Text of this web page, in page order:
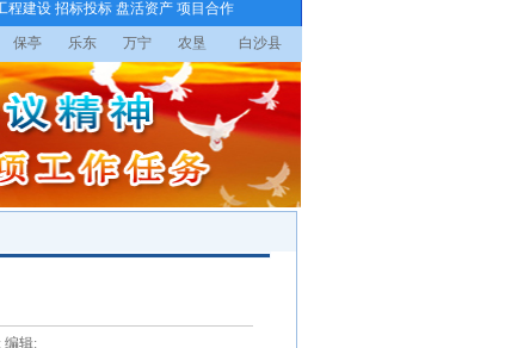
程建设 招标投标 盘活资产 项目合作
保亭 乐东 万宁 农垦 白沙县
编辑: